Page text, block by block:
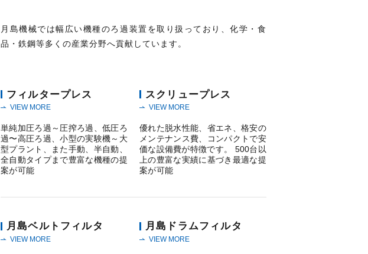
月島機械では幅広い機種のろ過装置を取り扱っており、化学・食
品・鉄鋼等多くの産業分野へ貢献しています。
フィルタープレス
VIEW MORE
単純加圧ろ過～圧搾ろ過、低圧ろ
過〜高圧ろ過、小型の実験機～大
型プラント、また手動、半自動、
全自動タイプまで豊富な機種の提
案が可能
スクリュープレス
VIEW MORE
優れた脱水性能、省エネ、格安の
メンテナンス費、コンパクトで安
価な設備費が特徴です。 500台以
上の豊富な実績に基づき最適な提
案が可能
月島ベルトフィルタ
VIEW MORE
月島ドラムフィルタ
VIEW MORE